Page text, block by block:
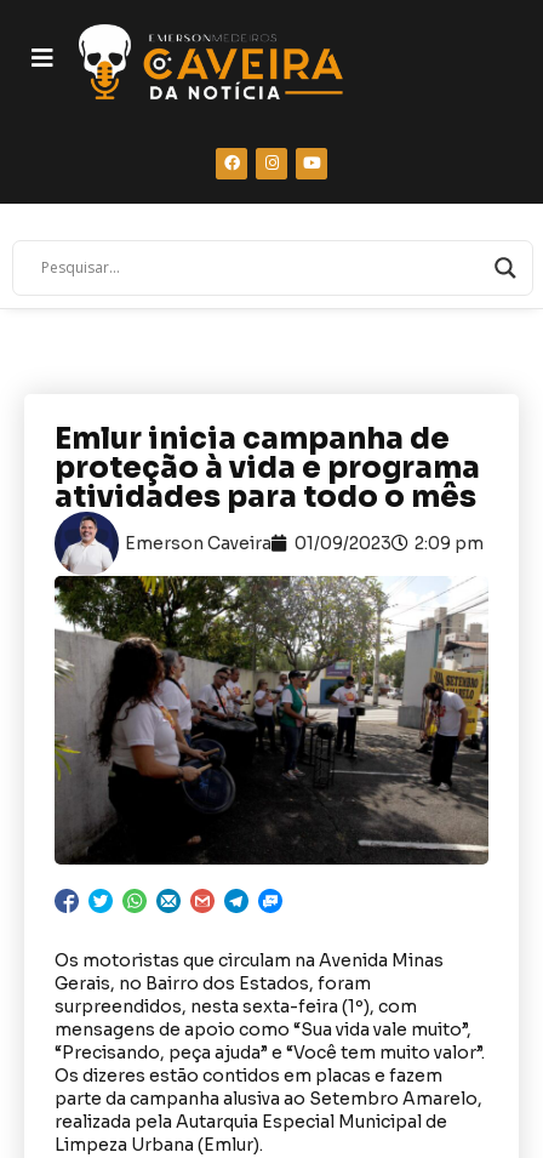
Emlur inicia campanha de
proteção à vida e programa
atividades para todo o mês
Emerson Caveira 01/09/2023 2:09 pm
Os motoristas que circulam na Avenida Minas
Gerais, no Bairro dos Estados, foram
surpreendidos, nesta sexta-feira (1º), com
mensagens de apoio como “Sua vida vale muito”,
“Precisando, peça ajuda” e “Você tem muito valor”.
Os dizeres estão contidos em placas e fazem
parte da campanha alusiva ao Setembro Amarelo,
realizada pela Autarquia Especial Municipal de
Limpeza Urbana (Emlur).